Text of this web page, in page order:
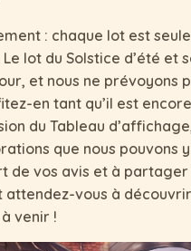
: chaque lot est
lot du Solstice d’été et
et nous ne prévoyons
en tant qu’il est
du Tableau
que nous pouvons
de vos avis et à
attendez-vous à
venir !